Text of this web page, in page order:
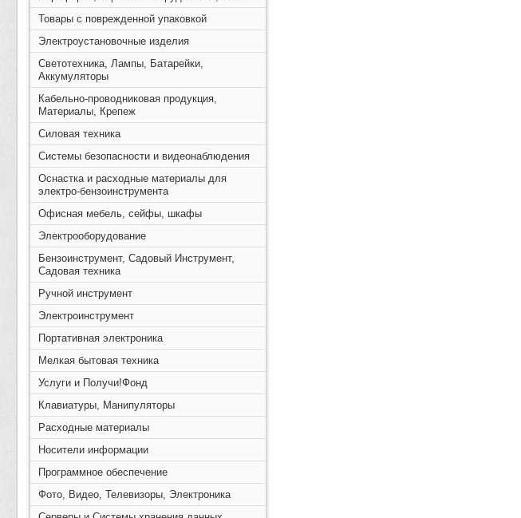
Товары с поврежденной упаковкой
Электроустановочные изделия
Светотехника, Лампы, Батарейки,
Аккумуляторы
Кабельно-проводниковая продукция,
Материалы, Крепеж
Силовая техника
Системы безопасности и видеонаблюдения
Оснастка и расходные материалы для
электро-бензоинструмента
Офисная мебель, сейфы, шкафы
Электрооборудование
Бензоинструмент, Садовый Инструмент,
Садовая техника
Ручной инструмент
Электроинструмент
Портативная электроника
Мелкая бытовая техника
Услуги и Получи!Фонд
Клавиатуры, Манипуляторы
Расходные материалы
Носители информации
Программное обеспечение
Фото, Видео, Телевизоры, Электроника